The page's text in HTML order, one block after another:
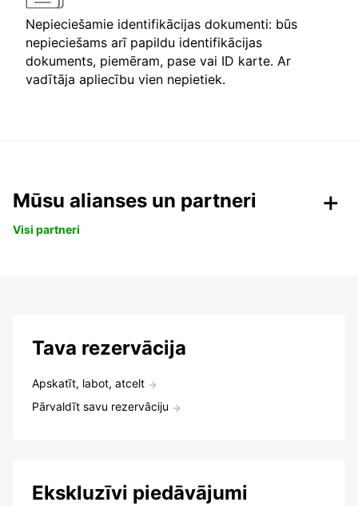
Nepieciešamie identifikācijas dokumenti: būs
nepieciešams arī papildu identifikācijas
dokuments, piemēram, pase vai ID karte. Ar
vadītāja apliecību vien nepietiek.
Mūsu alianses un partneri
Visi partneri
Tava rezervācija
Apskatīt, labot, atcelt
Pārvaldīt savu rezervāciju
Ekskluzīvi piedāvājumi